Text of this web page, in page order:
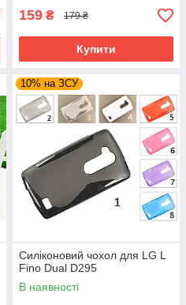
159 ₴ 179 ₴
Купити
10% на ЗСУ
Силіконовий чохол для LG L
Fino Dual D295
В наявності